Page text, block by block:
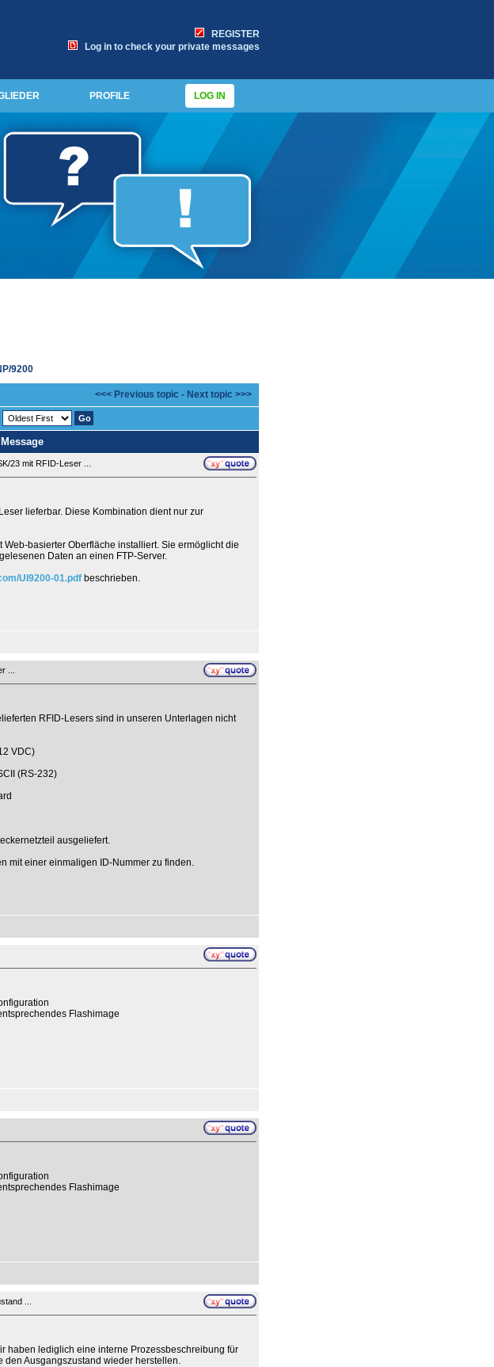
REGISTER
Log in to check your private messages
PROFILE LOG IN
9200
<<< Previous topic - Next topic >>>
Message
23 mit RFID-Leser ...
lieferbar. Diese Kombination dient nur zur
basierter Oberfläche installiert. Sie ermöglicht die
Daten an einen FTP-Server.
UI9200-01.pdf beschrieben.
...
RFID-Lesers sind in unseren Unterlagen nicht
VDC)
(RS-232)
ausgeliefert.
mit einer einmaligen ID-Nummer zu finden.
Flashimage
Flashimage
...
haben lediglich eine interne Prozessbeschreibung für
den Ausgangszustand wieder herstellen.